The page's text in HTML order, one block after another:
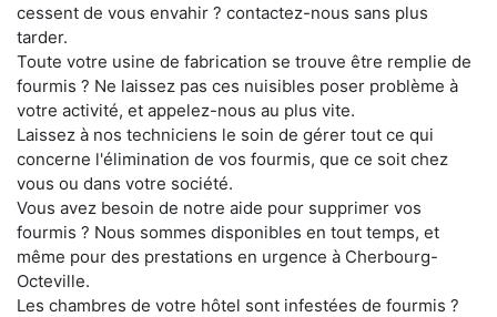
cessent de vous envahir ? contactez-nous sans plus
tarder.
Toute votre usine de fabrication se trouve être remplie de
fourmis ? Ne laissez pas ces nuisibles poser problème à
votre activité, et appelez-nous au plus vite.
Laissez à nos techniciens le soin de gérer tout ce qui
concerne l'élimination de vos fourmis, que ce soit chez
vous ou dans votre société.
Vous avez besoin de notre aide pour supprimer vos
fourmis ? Nous sommes disponibles en tout temps, et
même pour des prestations en urgence à Cherbourg-
Octeville.
Les chambres de votre hôtel sont infestées de fourmis ?